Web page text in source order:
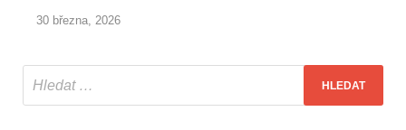
30 března, 2026